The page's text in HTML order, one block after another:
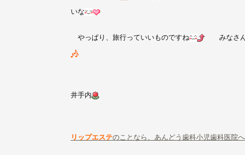
いな
やっぱり、旅行っていいものですね みなさん
井手内
リップエステのことなら、あんどう歯科小児歯科医院へ